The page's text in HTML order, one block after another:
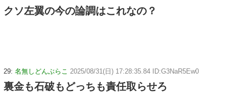
クソ左翼の今の論調はこれなの？
29: 名無しどんぶらこ 2025/08/31(日) 17:28:35.84 ID:G3NaR5Ew0
裏金も石破もどっちも責任取らせろ